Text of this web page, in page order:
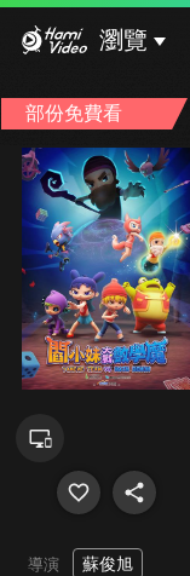
瀏覽
部份免費看
導演 蘇俊旭